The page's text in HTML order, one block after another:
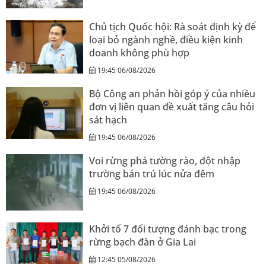
Chủ tịch Quốc hội: Rà soát định kỳ để
loại bỏ ngành nghề, điều kiện kinh
doanh không phù hợp
19:45 06/08/2026
Bộ Công an phản hồi góp ý của nhiều
đơn vị liên quan đề xuất tăng câu hỏi
sát hạch
19:45 06/08/2026
Voi rừng phá tường rào, đột nhập
trường bán trú lúc nửa đêm
19:45 06/08/2026
Khởi tố 7 đối tượng đánh bạc trong
rừng bạch đàn ở Gia Lai
12:45 05/08/2026